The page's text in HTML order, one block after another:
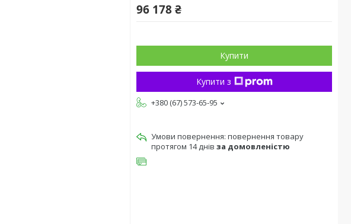
96 178 ₴
Купити
Купити з
+380 (67) 573-65-95
повернення товару
протягом 14 днів за домовленістю